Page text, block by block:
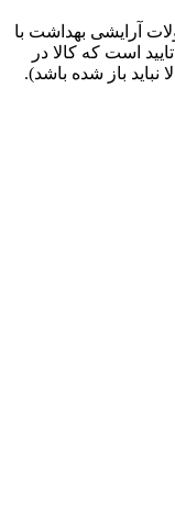
آرایشی بهداشت با
است که کالا در
باز شده باشد).